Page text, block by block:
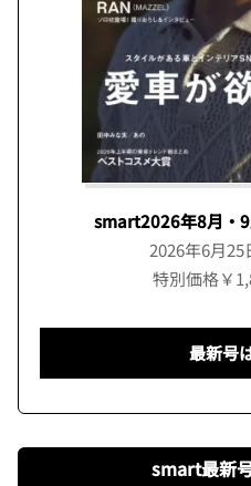
smart2026年8月・9
2026年6月
特別価格￥
最新号
smart最新